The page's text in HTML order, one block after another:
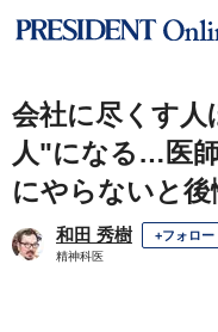
会社に尽くす人
人"になる…医
にやらないと後
和田 秀樹 +フォロー
精神科医